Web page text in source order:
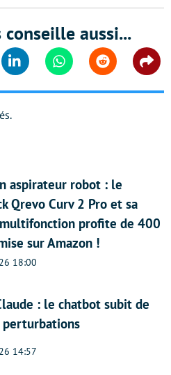
aussi...
Linkedin WhatsappReddit
aspirateur robot : le
Qrevo Curv 2 Pro et sa
profite de 400
sur Amazon !
18:00
: le chatbot subit de
perturbations
14:57